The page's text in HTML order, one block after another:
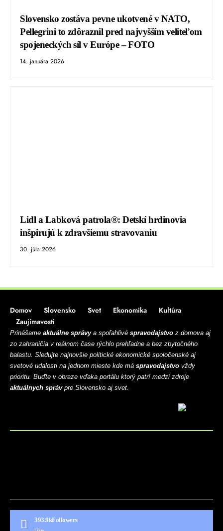
Slovensko zostáva pevne ukotvené v NATO,
Pellegrini to zdôraznil pred najvyšším veliteľom
spojeneckých síl v Európe – FOTO
14. januára 2026
Lidl a Labková patrola®: Detskí hrdinovia
inšpirujú k zdravšiemu stravovaniu
30. júla 2026
Domov Slovensko Svet Ekonomika
Kultúra
Zaujímavosti
Prinášame aktuálne správya spoľahlivé spravodajstvo z domova aj
zo zahraničia v reálnom čase rýchlo prehľadne a bez zbytočného
balastu. Sledujte najnovšie politické ekonomické spoločenské aj
svetové udalosti na jednom mieste kde má spravodajstvo vždy
prioritu. Buďte v obraze vďaka portálu ktorý patrí medzi zdroje
aktuálnych správpre Slovensko aj svet.
393.9kFollowers